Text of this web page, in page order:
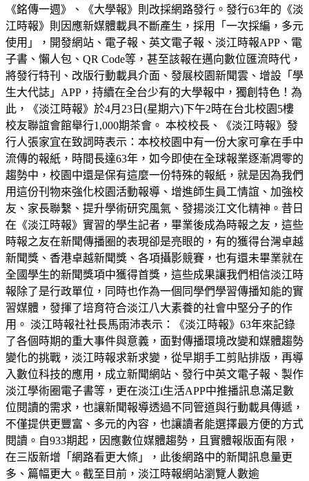
《銘傳一週》、《大學報》則改採網路發行。發行63年的《淡
江時報》則因應新媒體載具不斷產生，採用「一次採編，多元
使用」，開發網站、電子報、英文電子報、淡江時報APP、電
子書、懶人包、QR Code等，甚至該報在邁向數位匯流時代，
將發行特刊、改版行動載具介面、發展校園新聞雲、增設「學
生大代誌」APP，持續在全台少有的大學報中，獨創特色！為
此，《淡江時報》於4月23日(星期六)下午2時在台北校園5樓
校友聯誼會館舉行1,000期茶會。 本校校長、《淡江時報》發
行人張家宜在致詞時表示：本校校園中有一份大家可拿在手中
流傳的報紙，時間長達63年，如今即使在全球報業逐漸凋零的
趨勢中，校園中還是保有這麼一份特殊的報紙，就是因為我們
用這份刊物來強化校園活動報導、增進師生員工情誼、加強校
友、家長聯繫、提升學術研究風氣、發揚淡江文化精神。昔日
在《淡江時報》實習的學生記者，畢業後成為時報之友，這些
時報之友在新聞傳播圈的表現卻是亮眼的，有的獲得台灣卓越
新聞獎、香港卓越新聞獎、各項攝影競賽，也有還未畢業就在
全國學生的新聞獎項中獲得首獎，這些成果讓我們相信淡江時
報除了是行政單位，同時也作為一個同學們學習傳播知能的實
習媒體，發揮了培育符合淡江八大素養的社會中堅分子的作
用。 淡江時報社社長馬雨沛表示：《淡江時報》63年來記錄
了各個時期的重大事件與意義，面對傳播環境改變和媒體趨勢
變化的挑戰，淡江時報求新求變，從早期手工剪貼排版，再導
入數位科技的應用，成立新聞網站、發行中英文電子報、製作
淡江學術圈電子書等，更在淡江i生活APP中推播訊息滿足數
位閱讀的需求，也讓新聞報導透過不同管道與行動載具傳遞，
不僅提供更豐富、多元的內容，也讓讀者能選擇最方便的方式
閱讀。自933期起，因應數位媒體趨勢，且實體報版面有限，
在三版新增「網路看更大條」，此後網路中的新聞訊息量更
多、篇幅更大。截至目前，淡江時報網站瀏覽人數逾